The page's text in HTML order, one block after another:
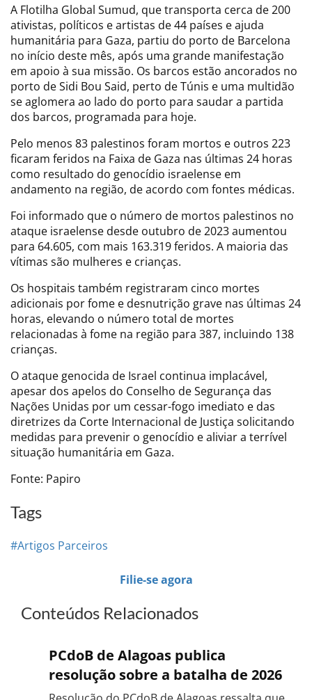
A Flotilha Global Sumud, que transporta cerca de 200
ativistas, políticos e artistas de 44 países e ajuda
humanitária para Gaza, partiu do porto de Barcelona
no início deste mês, após uma grande manifestação
em apoio à sua missão. Os barcos estão ancorados no
porto de Sidi Bou Said, perto de Túnis e uma multidão
se aglomera ao lado do porto para saudar a partida
dos barcos, programada para hoje.
Pelo menos 83 palestinos foram mortos e outros 223
ficaram feridos na Faixa de Gaza nas últimas 24 horas
como resultado do genocídio israelense em
andamento na região, de acordo com fontes médicas.
Foi informado que o número de mortos palestinos no
ataque israelense desde outubro de 2023 aumentou
para 64.605, com mais 163.319 feridos. A maioria das
vítimas são mulheres e crianças.
Os hospitais também registraram cinco mortes
adicionais por fome e desnutrição grave nas últimas 24
horas, elevando o número total de mortes
relacionadas à fome na região para 387, incluindo 138
crianças.
O ataque genocida de Israel continua implacável,
apesar dos apelos do Conselho de Segurança das
Nações Unidas por um cessar-fogo imediato e das
diretrizes da Corte Internacional de Justiça solicitando
medidas para prevenir o genocídio e aliviar a terrível
situação humanitária em Gaza.
Fonte: Papiro
Tags
#Artigos Parceiros
Filie-se agora
Conteúdos Relacionados
PCdoB de Alagoas publica
resolução sobre a batalha de 2026